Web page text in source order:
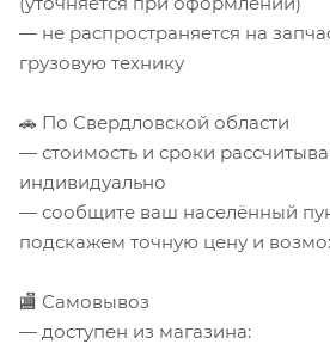
— не распространяется на
грузовую технику
🚗 По Свердловской области
— стоимость и сроки
индивидуально
— сообщите ваш населённый
подскажем точную цену и
🏬 Самовывоз
— доступен из магазина: